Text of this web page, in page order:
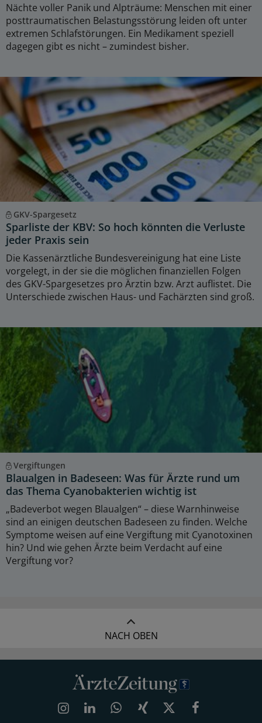
Nächte voller Panik und Alpträume: Menschen mit einer
posttraumatischen Belastungsstörung leiden oft unter
extremen Schlafstörungen. Ein Medikament speziell
dagegen gibt es nicht – zumindest bisher.
GKV-Spargesetz
Sparliste der KBV: So hoch könnten die Verluste
jeder Praxis sein
Die Kassenärztliche Bundesvereinigung hat eine Liste
vorgelegt, in der sie die möglichen finanziellen Folgen
des GKV-Spargesetzes pro Ärztin bzw. Arzt auflistet. Die
Unterschiede zwischen Haus- und Fachärzten sind groß.
Vergiftungen
Blaualgen in Badeseen: Was für Ärzte rund um
das Thema Cyanobakterien wichtig ist
„Badeverbot wegen Blaualgen“ – diese Warnhinweise
sind an einigen deutschen Badeseen zu finden. Welche
Symptome weisen auf eine Vergiftung mit Cyanotoxinen
hin? Und wie gehen Ärzte beim Verdacht auf eine
Vergiftung vor?
NACH OBEN